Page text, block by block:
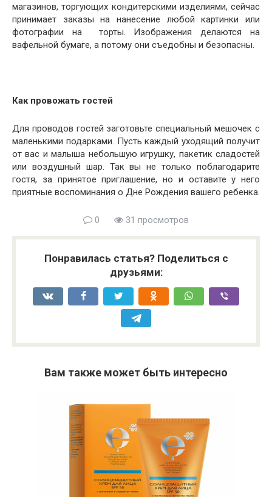
магазинов, торгующих кондитерскими изделиями, сейчас
принимает заказы на нанесение любой картинки или
фотографии на торты. Изображения делаются на
вафельной бумаге, а потому они съедобны и безопасны.
Как провожать гостей
Для проводов гостей заготовьте специальный мешочек с
маленькими подарками. Пусть каждый уходящий получит
от вас и малыша небольшую игрушку, пакетик сладостей
или воздушный шар. Так вы не только поблагодарите
гостя, за принятое приглашение, но и оставите у него
приятные воспоминания о Дне Рождения вашего ребенка.
0 31 просмотров
Понравилась статья? Поделиться с
друзьями:
Вам также может быть интересно